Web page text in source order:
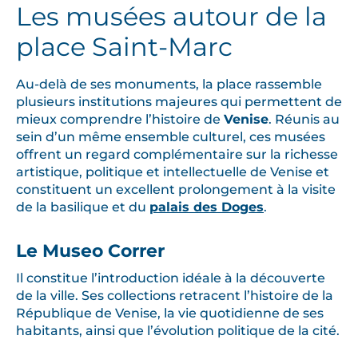
Les musées autour de la
place Saint-Marc
Au-delà de ses monuments, la place rassemble
plusieurs institutions majeures qui permettent de
mieux comprendre l’histoire de Venise. Réunis au
sein d’un même ensemble culturel, ces musées
offrent un regard complémentaire sur la richesse
artistique, politique et intellectuelle de Venise et
constituent un excellent prolongement à la visite
de la basilique et du palais des Doges.
Le Museo Correr
Il constitue l’introduction idéale à la découverte
de la ville. Ses collections retracent l’histoire de la
République de Venise, la vie quotidienne de ses
habitants, ainsi que l’évolution politique de la cité.